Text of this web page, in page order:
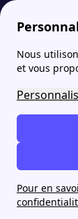
Nous
et vous
Pour en
papernest